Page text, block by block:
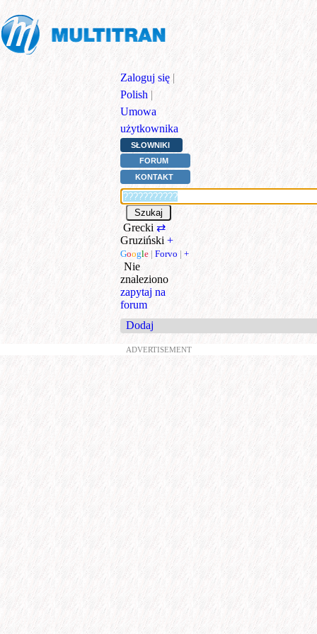
Zaloguj się |
Polish |
Umowa
użytkownika
SŁOWNIKI
FORUM
KONTAKT
Grecki ⇄
Gruziński +
Google | Forvo | +
Nie
znaleziono
zapytaj na
forum
Dodaj
ADVERTISEMENT